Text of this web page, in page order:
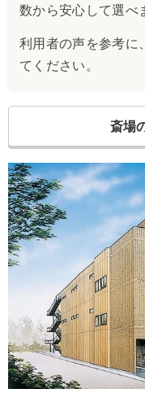
数から安心して選べ
利用者の声を参考に
てください。
斎場